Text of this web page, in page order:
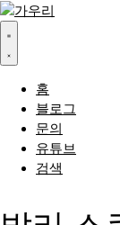
홈
블로그
문의
유튜브
검색